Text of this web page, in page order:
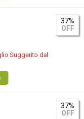
37%
OFF
Suggerito dal
37%
OFF